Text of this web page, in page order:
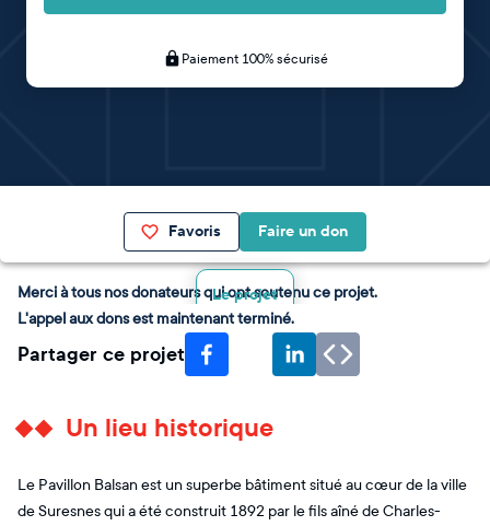
Paiement 100% sécurisé
Favoris Faire un don
Le projet
Merci à tous nos donateurs qui ont soutenu ce projet.
L'appel aux dons est maintenant terminé.
Partager ce projet
Un lieu historique
Le Pavillon Balsan est un superbe bâtiment situé au cœur de la ville
de Suresnes qui a été construit 1892 par le fils aîné de Charles-